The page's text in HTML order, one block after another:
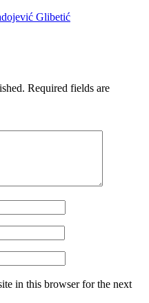
Glibetić
Required fields are
in this browser for the next